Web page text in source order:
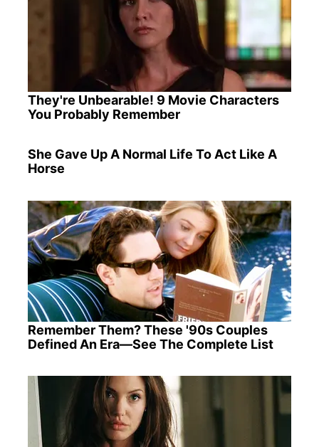
They're Unbearable! 9 Movie Characters
You Probably Remember
She Gave Up A Normal Life To Act Like A
Horse
Remember Them? These '90s Couples
Defined An Era—See The Complete List